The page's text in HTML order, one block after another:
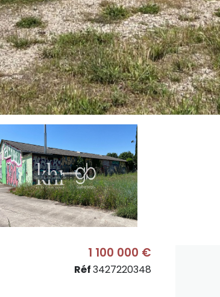
1 100 000 €
Réf3427220348